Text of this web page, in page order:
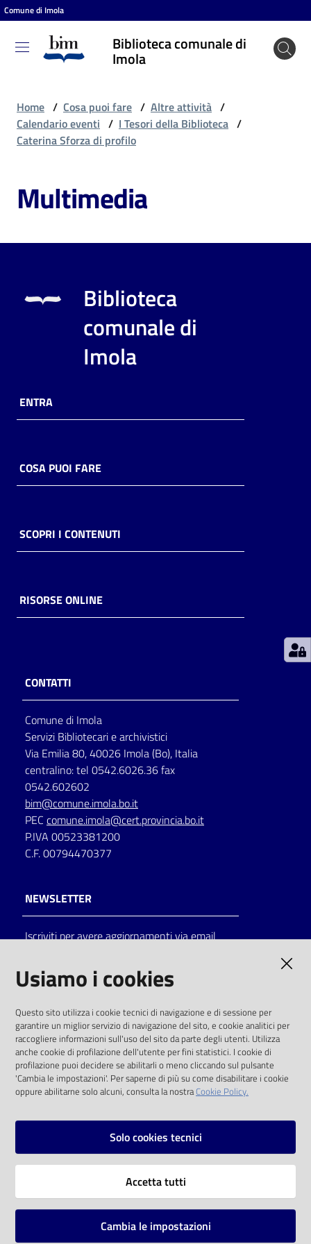
Vai al contenuto
Vai alla navigazione
Vai al footer
Comune di Imola
Biblioteca comunale di
Imola
Biblioteca
comunale
Cosa
fare
Scopri
online
Piani
Decentrate
Seguici
su
on line
Eventi
Chiedi al
bibliotecario
Avvisi
Home / Cosa puoi fare / Altre attività /
Calendario eventi / I Tesori della Biblioteca /
Caterina Sforza di profilo
Multimedia
Biblioteca
comunale di
Imola
ENTRA
COSA PUOI FARE
SCOPRI I CONTENUTI
RISORSE ONLINE
CONTATTI
Comune di Imola
Servizi Bibliotecari e archivistici
Via Emilia 80, 40026 Imola (Bo), Italia
centralino: tel 0542.6026.36 fax
0542.602602
bim@comune.imola.bo.it
PEC comune.imola@cert.provincia.bo.it
P.IVA 00523381200
C.F. 00794470377
NEWSLETTER
Iscriviti per avere aggiornamenti via email
solo alle condizioni previste dalla direttiva
comunitaria 2003/98/CE e dal d.lgs. 36/2006
SOCIAL
Instagram
Vai alla pagina
Usiamo i cookies
Questo sito utilizza i cookie tecnici di navigazione e di sessione per
garantire un miglior servizio di navigazione del sito, e cookie analitici per
raccogliere informazioni sull'uso del sito da parte degli utenti. Utilizza
anche cookie di profilazione dell'utente per fini statistici. I cookie di
profilazione puoi decidere se abilitarli o meno cliccando sul pulsante
'Cambia le impostazioni'. Per saperne di più su come disabilitare i cookie
oppure abilitarne solo alcuni, consulta la nostraCookie Policy.
Solo cookies tecnici
Accetta tutti
Cambia le impostazioni